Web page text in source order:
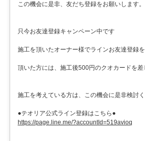
この機会に是非、友だち登録をお願いします。
只今お友達登録キャンペーン中です
施工を頂いたオーナー様でラインお友達登録
頂いた方には、施工後500円のクオカードを
施工を考えている方は、この機会に是非検討
●テオリア公式ライン登録はこちら●
https://page.line.me/?accountId=519avioq